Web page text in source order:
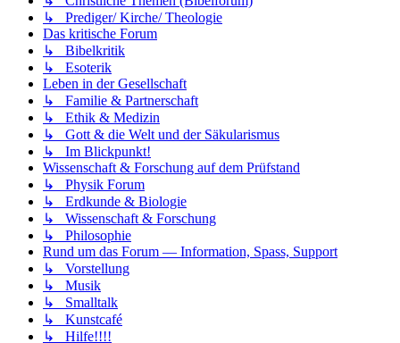
↳ Prediger/ Kirche/ Theologie
Das kritische Forum
↳ Bibelkritik
↳ Esoterik
Leben in der Gesellschaft
↳ Familie & Partnerschaft
↳ Ethik & Medizin
↳ Gott & die Welt und der Säkularismus
↳ Im Blickpunkt!
Wissenschaft & Forschung auf dem Prüfstand
↳ Physik Forum
↳ Erdkunde & Biologie
↳ Wissenschaft & Forschung
↳ Philosophie
Rund um das Forum — Information, Spass, Support
↳ Vorstellung
↳ Musik
↳ Smalltalk
↳ Kunstcafé
↳ Hilfe!!!!